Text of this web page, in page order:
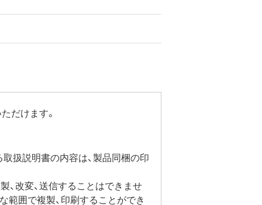
だけます。
扱説明書の内容は、製品同梱の印
改変、送信することはできませ
範囲で複製、印刷することができ